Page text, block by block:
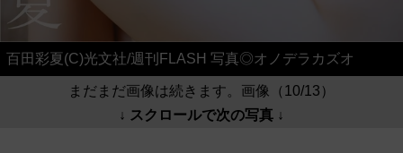
百田彩夏(C)光文社/週刊FLASH 写真◎オノデラカズオ
まだまだ画像は続きます。画像（10/13）
↓ スクロールで次の写真 ↓